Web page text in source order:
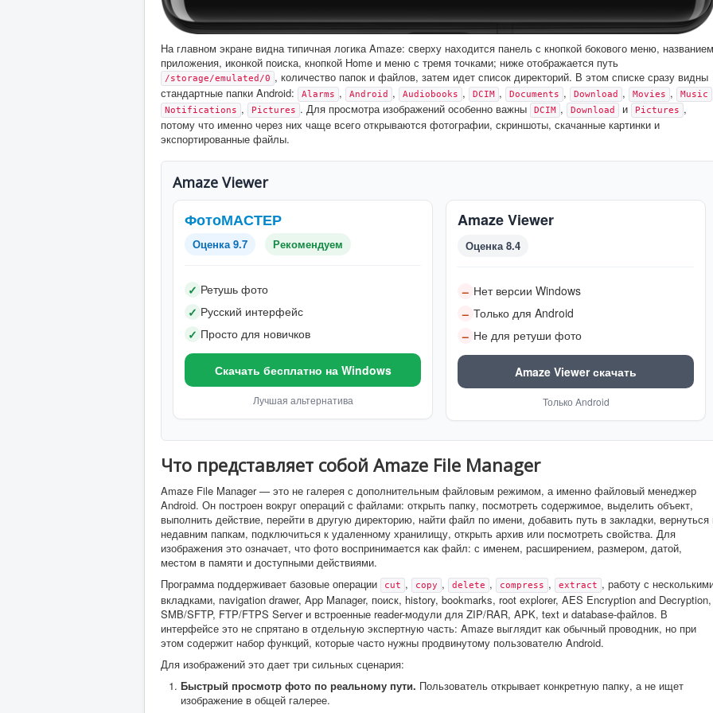
На главном экране видна типичная логика Amaze: сверху находится панель с кнопкой бокового меню, названием
приложения, иконкой поиска, кнопкой Home и меню с тремя точками; ниже отображается путь
/storage/emulated/0 , количество папок и файлов, затем идет список директорий. В этом списке сразу видны
стандартные папки Android:
Alarms , Android , Audiobooks , DCIM , Documents , Download , Movies , Music
Notifications , Pictures . Для просмотра изображений особенно важны DCIM , Download и Pictures ,
потому что именно через них чаще всего открываются фотографии, скриншоты, скачанные картинки и
экспортированные файлы.
Amaze Viewer
ФотоМАСТЕР
Оценка 9.7 Рекомендуем
✓ Ретушь фото
✓ Русский интерфейс
✓ Просто для новичков
Скачать бесплатно на Windows
Лучшая альтернатива
Amaze Viewer
Оценка 8.4
– Нет версии Windows
– Только для Android
– Не для ретуши фото
Amaze Viewer скачать
Только Android
Что представляет собой Amaze File Manager
Amaze File Manager — это не галерея с дополнительным файловым режимом, а именно файловый менеджер
Android. Он построен вокруг операций с файлами: открыть папку, посмотреть содержимое, выделить объект,
выполнить действие, перейти в другую директорию, найти файл по имени, добавить путь в закладки, вернуться
недавним папкам, подключиться к удаленному хранилищу, открыть архив или посмотреть свойства. Для
изображения это означает, что фото воспринимается как файл: с именем, расширением, размером, датой,
местом в памяти и доступными действиями.
Программа поддерживает базовые операции
cut , copy , delete , compress , extract , работу с
вкладками, navigation drawer, App Manager, поиск, history, bookmarks, root explorer, AES Encryption and Decryption,
SMB/SFTP, FTP/FTPS Server и встроенные reader-модули для ZIP/RAR, APK, text и database-файлов. В
интерфейсе это не спрятано в отдельную экспертную часть: Amaze выглядит как обычный проводник, но при
этом содержит набор функций, которые часто нужны продвинутому пользователю Android.
Для изображений это дает три сильных сценария:
Быстрый просмотр фото по реальному пути. Пользователь открывает конкретную папку, а не ищет
изображение в общей галерее.